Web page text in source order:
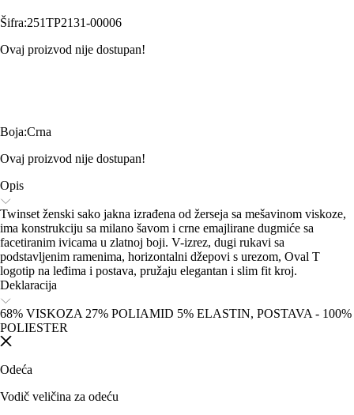
Šifra:251TP2131-00006
Ovaj proizvod nije dostupan!
Boja:Crna
Ovaj proizvod nije dostupan!
Opis
Twinset ženski sako jakna izrađena od žerseja sa mešavinom viskoze,
ima konstrukciju sa milano šavom i crne emajlirane dugmiće sa
facetiranim ivicama u zlatnoj boji. V-izrez, dugi rukavi sa
podstavljenim ramenima, horizontalni džepovi s urezom, Oval T
logotip na leđima i postava, pružaju elegantan i slim fit kroj.
Deklaracija
68% VISKOZA 27% POLIAMID 5% ELASTIN, POSTAVA - 100%
POLIESTER
Odeća
Vodič veličina za odeću